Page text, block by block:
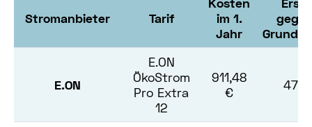
Stromanbieter Tarif
im 1.
Jahr
E.ON
E.ON
ÖkoStrom
Pro Extra
12
911,48
€